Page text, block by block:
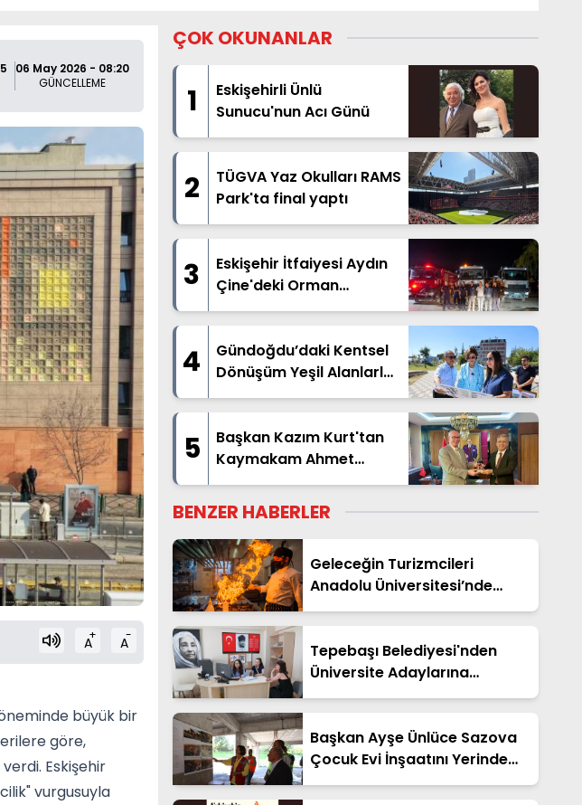
06 May 2026 - 08:20
GÜNCELLEME
A+ A-
büyük bir
göre,
Eskişehir
vurgusuyla
ÇOK OKUNANLAR
1
Eskişehirli Ünlü
Sunucu'nun Acı Günü
2
TÜGVA Yaz Okulları RAMS
Park'ta final yaptı
3
Eskişehir İtfaiyesi Aydın
Çine'deki Orman
Yangınına Destek İçin
4
Gündoğdu’daki Kentsel
Dönüşüm Yeşil Alanlarla
Destekleniyor
5
Başkan Kazım Kurt'tan
Kaymakam Ahmet
Hikmet Şahin'e Ziyaret
BENZER HABERLER
Geleceğin Turizmcileri
Anadolu Üniversitesi’nde
Yetişiyor
Tepebaşı Belediyesi'nden
Üniversite Adaylarına
Ücretsiz Tercih Desteği
Başkan Ayşe Ünlüce Sazova
Çocuk Evi İnşaatını Yerinde
İnceledi